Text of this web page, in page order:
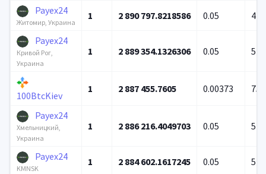
Payex24
Житомир, Украина
1 2 890 797.8218586 0.05 4
Payex24
Кривой Рог,
Украина
1 2 889 354.1326306 0.05 5
100BtcKiev
1 2 887 455.7605 0.00373
Payex24
Хмельницкий,
Украина
1 2 886 216.4049703 0.05 5
Payex24
KMNSK
1 2 884 602.1617245 0.05 5